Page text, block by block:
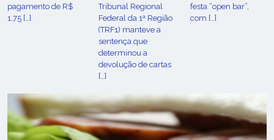
pagamento de R$
1,75 […]
Tribunal Regional
Federal da 1ª Região
(TRF1) manteve a
sentença que
determinou a
devolução de cartas
[…]
festa “open bar”,
com […]